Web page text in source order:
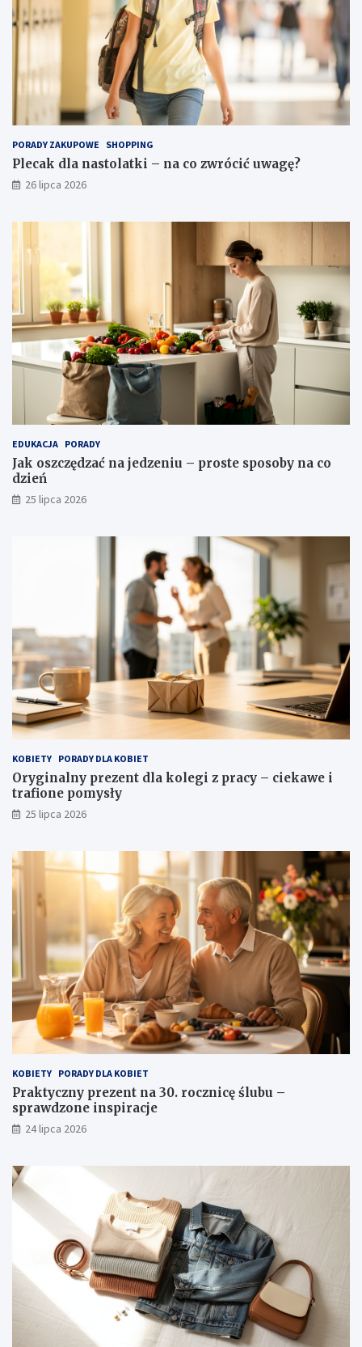
PORADY ZAKUPOWE SHOPPING
Plecak dla nastolatki – na co zwrócić uwagę?
26 lipca 2026
EDUKACJA PORADY
Jak oszczędzać na jedzeniu – proste sposoby na co
dzień
25 lipca 2026
KOBIETY PORADY DLA KOBIET
Oryginalny prezent dla kolegi z pracy – ciekawe i
trafione pomysły
25 lipca 2026
KOBIETY PORADY DLA KOBIET
Praktyczny prezent na 30. rocznicę ślubu –
sprawdzone inspiracje
24 lipca 2026